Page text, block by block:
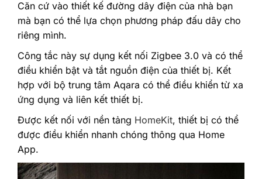
Căn cứ vào thiết kế đường dây điện của nhà bạn
mà bạn có thể lựa chọn phương pháp đấu dây cho
riêng mình.
Công tắc này sự dụng kết nối Zigbee 3.0 và có thể
điều khiển bật và tắt nguồn điện của thiết bị. Kết
hợp với bộ trung tâm Aqara có thể điều khiển từ xa
ứng dụng và liên kết thiết bị.
Được kết nối với nền tảng HomeKit, thiết bị có thể
được điều khiển nhanh chóng thông qua Home
App.